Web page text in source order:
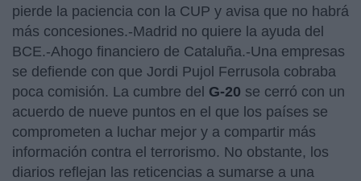
pierde la paciencia con la CUP y avisa que no habrá
más concesiones.-Madrid no quiere la ayuda del
BCE.-Ahogo financiero de Cataluña.-Una empresas
se defiende con que Jordi Pujol Ferrusola cobraba
poca comisión. La cumbre del G-20 se cerró con un
acuerdo de nueve puntos en el que los países se
comprometen a luchar mejor y a compartir más
información contra el terrorismo. No obstante, los
diarios reflejan las reticencias a sumarse a una